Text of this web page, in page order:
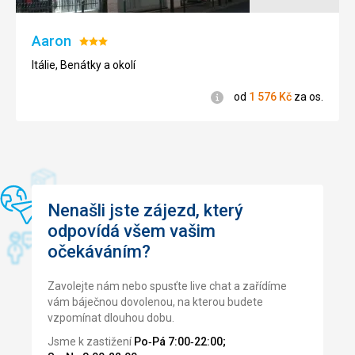
Personál byl velmi ochotný. Je nutná aspoň částečná
Aaron Hodnocení:
3/5
Itálie, Benátky a okolí
Informace
od 1 576 Kč za os.
Nenašli jste zájezd, který
odpovídá všem vašim
očekáváním?
Zavolejte nám nebo spusťte live chat a zařídíme
vám báječnou dovolenou, na kterou budete
vzpomínat dlouhou dobu.
Jsme k zastižení Po‑Pá 7:00‑22:00;